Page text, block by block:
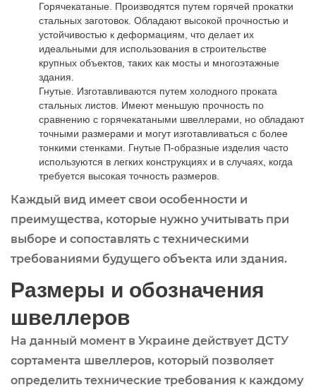
Горячекатаные. Производятся путем горячей прокатки
стальных заготовок. Обладают высокой прочностью и
устойчивостью к деформациям, что делает их
идеальными для использования в строительстве
крупных объектов, таких как мосты и многоэтажные
здания.
Гнутые. Изготавливаются путем холодного проката
стальных листов. Имеют меньшую прочность по
сравнению с горячекатаными швеллерами, но обладают
точными размерами и могут изготавливаться с более
тонкими стенками. Гнутые П-образные изделия часто
используются в легких конструкциях и в случаях, когда
требуется высокая точность размеров.
Каждый вид имеет свои особенности и
преимущества, которые нужно учитывать при
выборе и сопоставлять с техническими
требованиями будущего объекта или здания.
Размеры и обозначения
швеллеров
На данный момент в Украине действует ДСТУ
сортамента швеллеров, который позволяет
определить технические требования к каждому